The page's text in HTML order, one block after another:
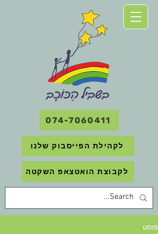
074-7060411
לקהילת הפייסבוק שלנו
לקבוצת הואטצאפ השקטה
פוסט